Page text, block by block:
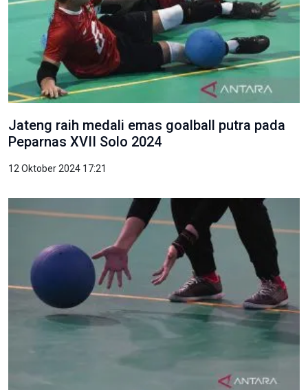
Jateng raih medali emas goalball putra pada
Peparnas XVII Solo 2024
12 Oktober 2024 17:21